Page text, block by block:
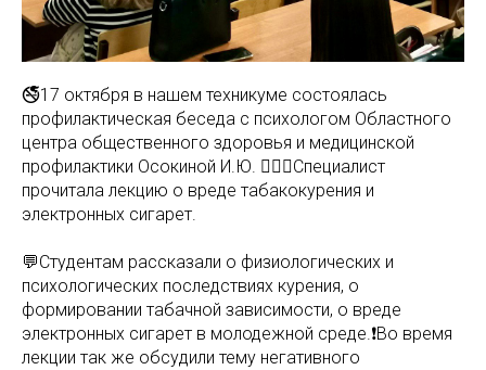
🚭17 октября в нашем техникуме состоялась
профилактическая беседа с психологом Областного
центра общественного здоровья и медицинской
профилактики Осокиной И.Ю. 👩🏼‍⚕️Специалист
прочитала лекцию о вреде табакокурения и
электронных сигарет.
💬Студентам рассказали о физиологических и
психологических последствиях курения, о
формировании табачной зависимости, о вреде
электронных сигарет в молодежной среде.❗Во время
лекции так же обсудили тему негативного